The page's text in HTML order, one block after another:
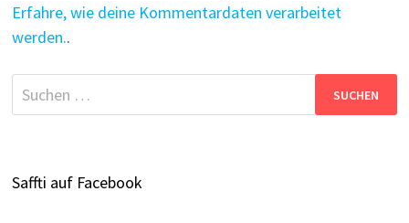
Erfahre, wie deine Kommentardaten verarbeitet
werden..
Suchen
nach:
Saffti auf Facebook